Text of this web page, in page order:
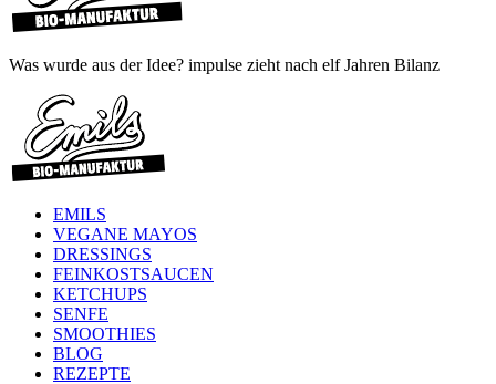
Was wurde aus der Idee? impulse zieht nach elf Jahren Bilanz
EMILS
VEGANE MAYOS
DRESSINGS
FEINKOSTSAUCEN
KETCHUPS
SENFE
SMOOTHIES
BLOG
REZEPTE